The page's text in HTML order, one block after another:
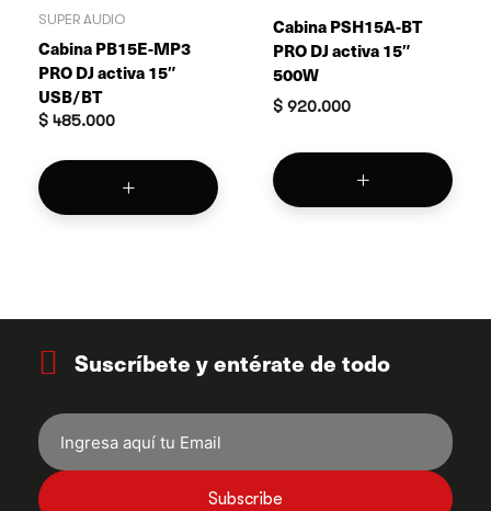
SUPER AUDIO
Cabina PB15E-MP3
PRO DJ activa 15″
USB/BT
$ 485.000
Cabina PSH15A-BT
PRO DJ activa 15″
500W
$ 920.000
Suscríbete y entérate de todo
Subscribe